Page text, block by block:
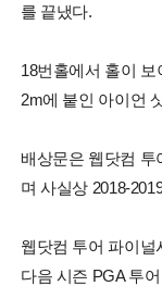
를 끝냈다.
18번홀에서 홀이
2m에 붙인 아이언
배상문은 웹닷컴 투
며 사실상 2018-
웹닷컴 투어 파이널
다음 시즌 PGA 투